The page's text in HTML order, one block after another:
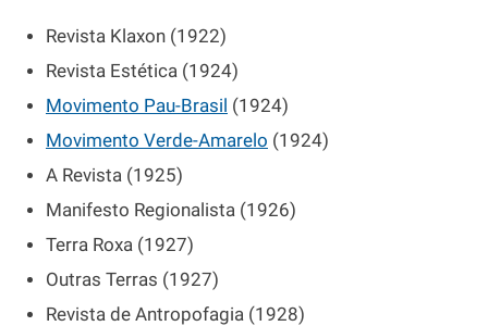
Revista Klaxon (1922)
Revista Estética (1924)
Movimento Pau-Brasil (1924)
Movimento Verde-Amarelo (1924)
A Revista (1925)
Manifesto Regionalista (1926)
Terra Roxa (1927)
Outras Terras (1927)
Revista de Antropofagia (1928)